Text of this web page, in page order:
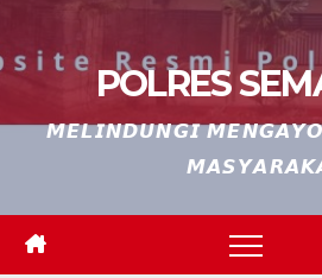
POLRES
𝙈𝙀𝙇𝙄𝙉𝘿𝙐𝙉𝙂𝙄